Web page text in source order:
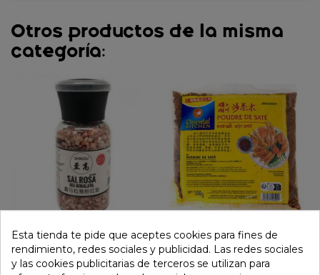
Otros productos de la misma
categoría:
Sal Rosa del Himalaya
(SHIKOU) 390g
Polvo de sate (ORIENTAL
KITCHEN) 500g
Esta tienda te pide que aceptes cookies para fines de
rendimiento, redes sociales y publicidad. Las redes sociales
y las cookies publicitarias de terceros se utilizan para